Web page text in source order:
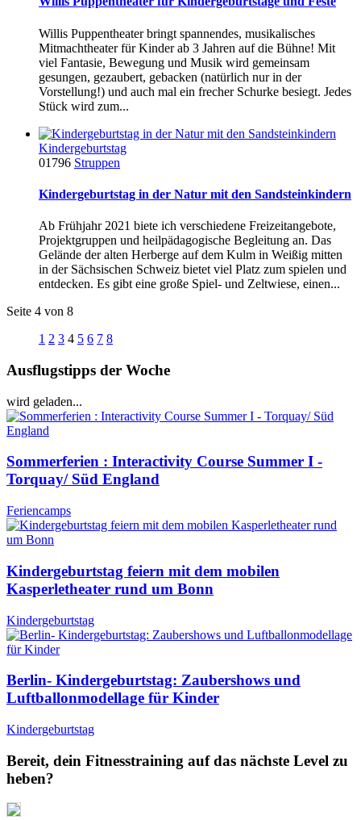
Willis Puppentheater bringt spannendes, musikalisches
Mitmachtheater für Kinder ab 3 Jahren auf die Bühne! Mit
viel Fantasie, Bewegung und Musik wird gemeinsam
gesungen, gezaubert, gebacken (natürlich nur in der
Vorstellung!) und auch mal ein frecher Schurke besiegt. Jedes
Stück wird zum...
Kindergeburtstag
01796 Struppen
Kindergeburtstag in der Natur mit den Sandsteinkindern
Ab Frühjahr 2021 biete ich verschiedene Freizeitangebote,
Projektgruppen und heilpädagogische Begleitung an. Das
Gelände der alten Herberge auf dem Kulm in Weißig mitten
in der Sächsischen Schweiz bietet viel Platz zum spielen und
entdecken. Es gibt eine große Spiel- und Zeltwiese, einen...
Seite 4 von 8
1 2 3 4 5 6 7 8
Ausflugstipps der Woche
wird geladen...
Sommerferien : Interactivity Course Summer I -
Torquay/ Süd England
Feriencamps
Kindergeburtstag feiern mit dem mobilen
Kasperletheater rund um Bonn
Kindergeburtstag
Berlin- Kindergeburtstag: Zaubershows und
Luftballonmodellage für Kinder
Kindergeburtstag
Bereit, dein Fitnesstraining auf das nächste Level zu
heben?